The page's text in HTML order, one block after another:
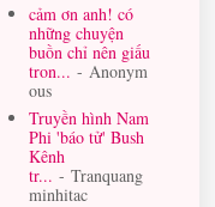
cảm ơn anh! có
những chuyện
buồn chỉ nên giấu
tron... - Anonym
ous
Truyền hình Nam
Phi 'báo tử' Bush
Kênh
tr... - Tranquang
minhitac